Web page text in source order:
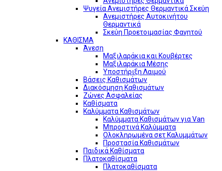
Ψυγεία Ανεμιστήρες Θερμαντικά Σκεύη
Ανεμιστήρες Αυτοκινήτου
Θερμαντικά
Σκεύη Προετοιμασίας Φαγητού
ΚΑΘΙΣΜΑ
Άνεση
Μαξιλαράκια και Κουβέρτες
Μαξιλαράκια Μέσης
Υποστήριξη Λαιμού
Βάσεις Καθισμάτων
Διακόσμηση Καθισμάτων
Ζώνες Ασφαλείας
Καθίσματα
Καλύμματα Καθισμάτων
Καλύμματα Καθισμάτων για Van
Μπροστινά Καλύμματα
Ολοκληρωμένα σετ Καλυμμάτων
Προστασία Καθισμάτων
Παιδικά Καθίσματα
Πλατοκαθίσματα
Πλατοκαθίσματα